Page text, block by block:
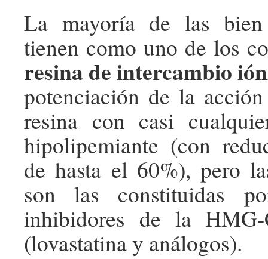
La mayoría de las bien
tienen como uno de los
resina de intercambio
potenciación de la
resina con casi
hipolipemiante (con
de hasta el 60%), pero
son las constituidas
inhibidores de la HMG-
(lovastatina y análogos).